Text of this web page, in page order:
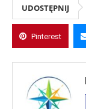
UDOSTĘPNIJ
Pinterest